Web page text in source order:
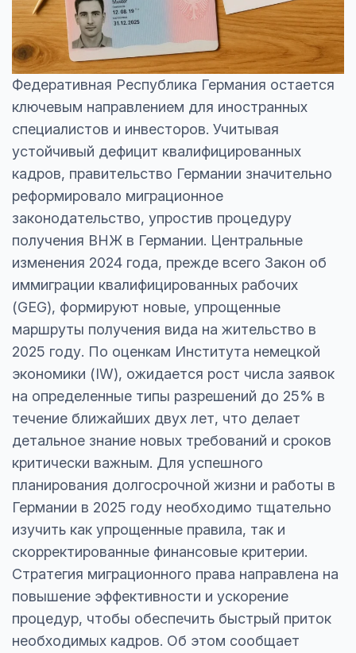
Федеративная Республика Германия остается
ключевым направлением для иностранных
специалистов и инвесторов. Учитывая
устойчивый дефицит квалифицированных
кадров, правительство Германии значительно
реформировало миграционное
законодательство, упростив процедуру
получения ВНЖ в Германии. Центральные
изменения 2024 года, прежде всего Закон об
иммиграции квалифицированных рабочих
(GEG), формируют новые, упрощенные
маршруты получения вида на жительство в
2025 году. По оценкам Института немецкой
экономики (IW), ожидается рост числа заявок
на определенные типы разрешений до 25% в
течение ближайших двух лет, что делает
детальное знание новых требований и сроков
критически важным. Для успешного
планирования долгосрочной жизни и работы в
Германии в 2025 году необходимо тщательно
изучить как упрощенные правила, так и
скорректированные финансовые критерии.
Стратегия миграционного права направлена на
повышение эффективности и ускорение
процедур, чтобы обеспечить быстрый приток
необходимых кадров. Об этом сообщает